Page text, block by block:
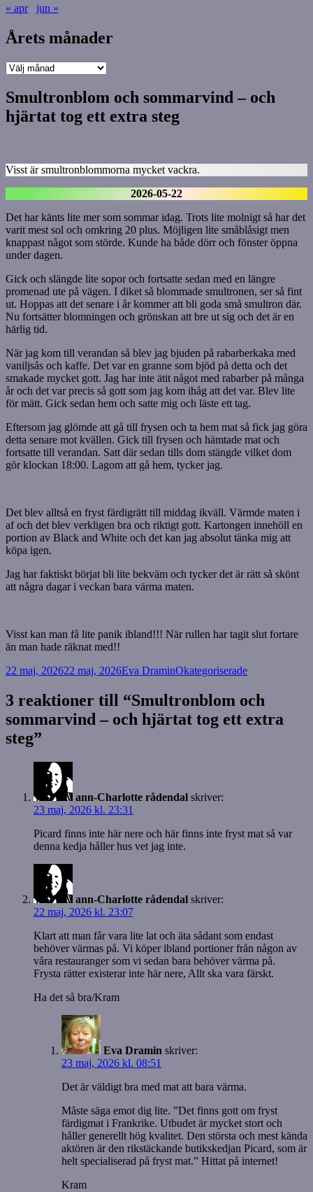
« apr
jun »
Årets månader
Årets
Smultronblom och sommarvind – och
hjärtat tog ett extra steg
Visst är smultronblommorna mycket vackra.
2026-05-22
Det har känts lite mer som sommar idag. Trots lite molnigt så har det
varit mest sol och omkring 20 plus. Möjligen lite småblåsigt men
knappast något som störde. Kunde ha både dörr och fönster öppna
under dagen.
Gick och slängde lite sopor och fortsatte sedan med en längre
promenad ute på vägen. I diket så blommade smultronen, ser så fint
ut. Hoppas att det senare i år kommer att bli goda små smultron där.
Nu fortsätter blomningen och grönskan att bre ut sig och det är en
härlig tid.
När jag kom till verandan så blev jag bjuden på rabarberkaka med
vaniljsås och kaffe. Det var en granne som bjöd på detta och det
smakade mycket gott. Jag har inte ätit något med rabarber på många
år och det var precis så gott som jag kom ihåg att det var. Blev lite
för mätt. Gick sedan hem och satte mig och läste ett tag.
Eftersom jag glömde att gå till frysen och ta hem mat så fick jag göra
detta senare mot kvällen. Gick till frysen och hämtade mat och
fortsatte till verandan. Satt där sedan tills dom stängde vilket dom
gör klockan 18:00. Lagom att gå hem, tycker jag.
Det blev alltså en fryst färdigrätt till middag ikväll. Värmde maten i
af och det blev verkligen bra och riktigt gott. Kartongen innehöll en
portion av Black and White och det kan jag absolut tänka mig att
köpa igen.
Jag har faktiskt börjat bli lite bekväm och tycker det är rätt så skönt
att några dagar i veckan bara värma maten.
Visst kan man få lite panik ibland!!! När rullen har tagit slut fortare
än man hade räknat med!!
Postat
22 maj, 202622 maj, 2026Författare
Eva DraminKategorier
Okategoriserade
3 reaktioner till “Smultronblom och
sommarvind – och hjärtat tog ett extra
steg”
ann-Charlotte rådendal skriver:
23 maj, 2026 kl. 23:31
Picard finns inte här nere och här finns inte fryst mat så var
denna kedja håller hus vet jag inte.
ann-Charlotte rådendal skriver:
22 maj, 2026 kl. 23:07
Klart att man får vara lite lat och äta sådant som endast
behöver värmas på. Vi köper ibland portioner från någon av
våra restauranger som vi sedan bara behöver värma på.
Frysta rätter existerar inte här nere, Allt ska vara färskt.
Ha det så bra/Kram
Eva Dramin skriver:
23 maj, 2026 kl. 08:51
Det är väldigt bra med mat att bara värma.
Måste säga emot dig lite. ”Det finns gott om fryst
färdigmat i Frankrike. Utbudet är mycket stort och
håller generellt hög kvalitet. Den största och mest kända
aktören är den rikstäckande butikskedjan Picard, som är
helt specialiserad på fryst mat.” Hittat på internet!
Kram